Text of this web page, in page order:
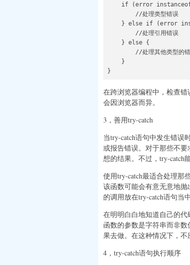
if (error
        //处理类型错误
} else if (error
        //处理引用错误
    } else {
//处理其他类型的
    }
}
在跨浏览器编程中，检查错
会因浏览器而异。
3，善用try-catch
当try-catch语句中发生错误
或报告错误。对于那些不
想的结果。不过，try-catch
使用try-catch最适合处理那
该函数可能会有意无意地
的调用放在try-catch语句当
在明明白白地知道自己的
函数的参数是字符串而非
果去做。在这种情况下，不
4，try-catch语句执行顺序